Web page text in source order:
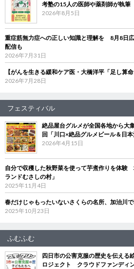
考塾の15人の医師や薬剤師が執筆
2026年8月5日
重症筋無力症への正しい知識と理解を 8月8日
配信も
2026年7月31日
【がんを生きる緩和ケア医・大橋洋平「足し算
2026年7月28日
フェスティバル
絶品屋台グルメが全国各地から大
回「川口×絶品グルメビール＆日
2026年4月15日
自分で収穫した秋野菜を使って芋煮作りを体験
ランドむさしの村」
2025年11月4日
春だけじゃもったいないさくらの名所、加治川
2025年10月23日
ふむふむ
四日市の公害克服の歴史を伝える
ロジェクト クラウドファンディ